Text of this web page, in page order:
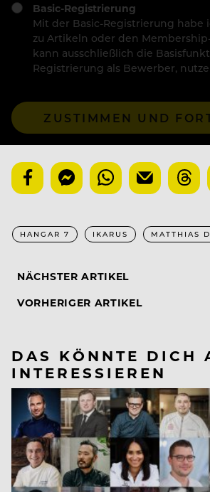
Basic-Registrierung
Mit der Basic-Registrierung habe
zu Artikeln oder den
kann ausschließlich die
Registrierung als Bewerber,
ZUSTIMMEN UND
HANGAR 7 IKARUS MATTHIAS
NÄCHSTER ARTIKEL
VORHERIGER ARTIKEL
DAS KÖNNTE DICH
INTERESSIEREN